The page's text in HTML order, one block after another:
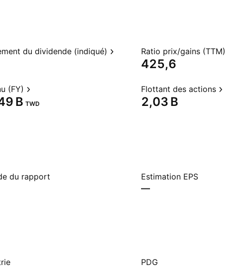
du dividende (indiqué) Ratio prix/gains (TTM)
425,6
(FY)
B‬ TWD
Flottant des actions
‪2,03 B‬
du rapport Estimation EPS
—
PDG